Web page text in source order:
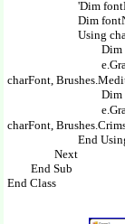
'Dim fontName
Dim fontName
Using charFont
Dim pt1 As
charFont,
Dim pt2 As
charFont,
End
Next
End Sub
End Class